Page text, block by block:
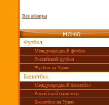
Все обзоры
Футбол
Международный футбол
Российский футбол
Футбол на Урале
Баскетбол
Международный баскетбол
Российский баскетбол
Баскетбол на Урале